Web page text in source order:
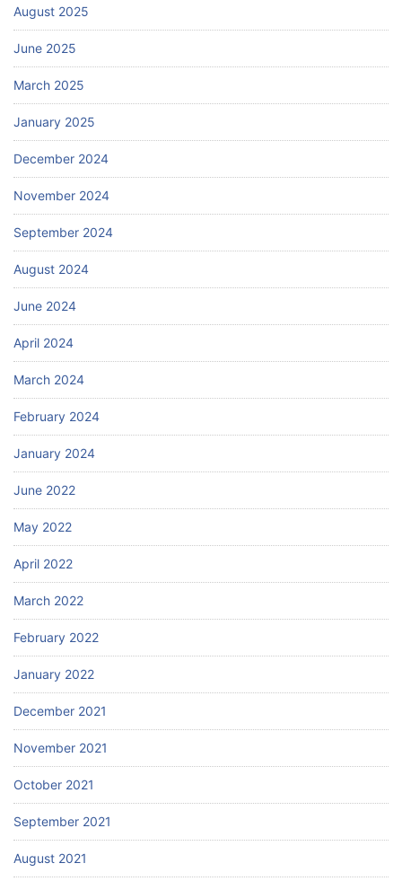
August 2025
June 2025
March 2025
January 2025
December 2024
November 2024
September 2024
August 2024
June 2024
April 2024
March 2024
February 2024
January 2024
June 2022
May 2022
April 2022
March 2022
February 2022
January 2022
December 2021
November 2021
October 2021
September 2021
August 2021